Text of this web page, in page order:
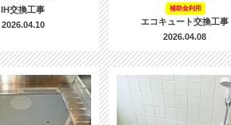
IH交換工事
2026.04.10
補助金利用
エコキュート交換工事
2026.04.08